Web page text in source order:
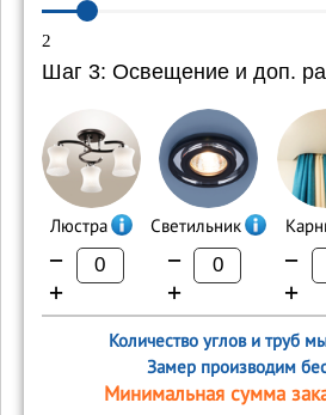
2
Шаг 3: Освещение и доп.
Люстра
−
+
Светильник
−
+
−
+
Количество углов и труб
Замер производим
Минимальная сумма